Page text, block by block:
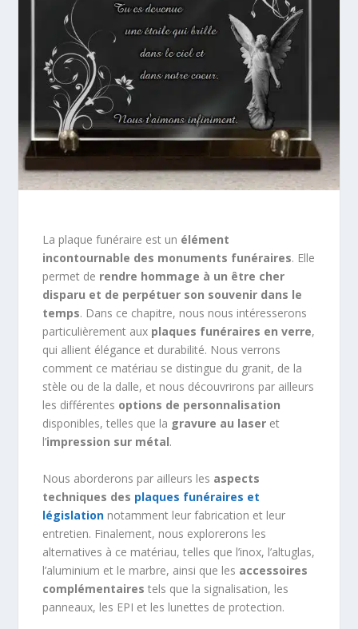
La plaque funéraire est un élément
incontournable des monuments funéraires. Elle
permet de rendre hommage à un être cher
disparu et de perpétuer son souvenir dans le
temps. Dans ce chapitre, nous nous intéresserons
particulièrement aux plaques funéraires en verre,
qui allient élégance et durabilité. Nous verrons
comment ce matériau se distingue du granit, de la
stèle ou de la dalle, et nous découvrirons par ailleurs
les différentes options de personnalisation
disponibles, telles que la gravure au laser et
l’impression sur métal.
Nous aborderons par ailleurs les aspects
techniques des plaques funéraires et
législation notamment leur fabrication et leur
entretien. Finalement, nous explorerons les
alternatives à ce matériau, telles que l’inox, l’altuglas,
l’aluminium et le marbre, ainsi que les accessoires
complémentaires tels que la signalisation, les
panneaux, les EPI et les lunettes de protection.